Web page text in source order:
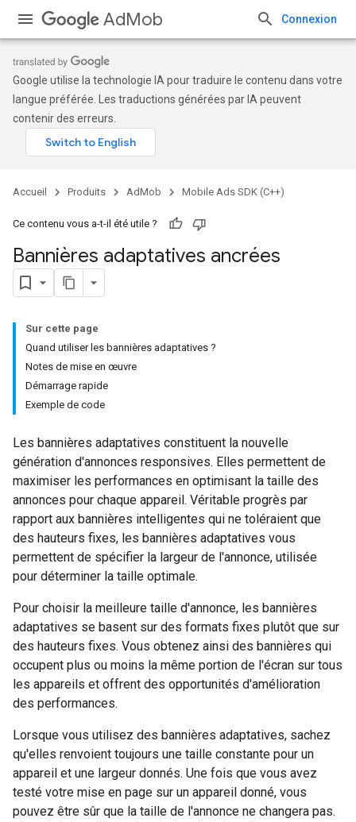
AdMob Connexion
Google utilise la technologie IA pour traduire le contenu dans votre
langue préférée. Les traductions générées par IA peuvent
contenir des erreurs.
Accueil Produits AdMob Mobile Ads SDK (C++)
Ce contenu vous a-t-il été utile ?
Bannières adaptatives ancrées
Sur cette page
Quand utiliser les bannières adaptatives ?
Notes de mise en œuvre
Démarrage rapide
Exemple de code
Les bannières adaptatives constituent la nouvelle
génération d'annonces responsives. Elles permettent de
maximiser les performances en optimisant la taille des
annonces pour chaque appareil. Véritable progrès par
rapport aux bannières intelligentes qui ne toléraient que
des hauteurs fixes, les bannières adaptatives vous
permettent de spécifier la largeur de l'annonce, utilisée
pour déterminer la taille optimale.
Pour choisir la meilleure taille d'annonce, les bannières
adaptatives se basent sur des formats fixes plutôt que sur
des hauteurs fixes. Vous obtenez ainsi des bannières qui
occupent plus ou moins la même portion de l'écran sur tous
les appareils et offrent des opportunités d'amélioration
des performances.
Lorsque vous utilisez des bannières adaptatives, sachez
qu'elles renvoient toujours une taille constante pour un
appareil et une largeur donnés. Une fois que vous avez
testé votre mise en page sur un appareil donné, vous
pouvez être sûr que la taille de l'annonce ne changera pas.